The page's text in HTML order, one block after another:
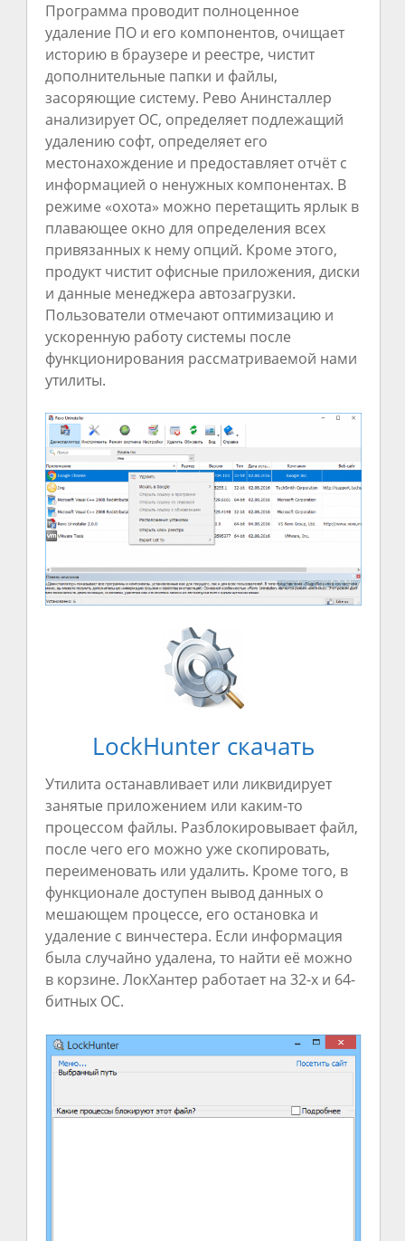
Программа проводит полноценное
удаление ПО и его компонентов, очищает
историю в браузере и реестре, чистит
дополнительные папки и файлы,
засоряющие систему. Рево Анинсталлер
анализирует ОС, определяет подлежащий
удалению софт, определяет его
местонахождение и предоставляет отчёт с
информацией о ненужных компонентах. В
режиме «охота» можно перетащить ярлык в
плавающее окно для определения всех
привязанных к нему опций. Кроме этого,
продукт чистит офисные приложения, диски
и данные менеджера автозагрузки.
Пользователи отмечают оптимизацию и
ускоренную работу системы после
функционирования рассматриваемой нами
утилиты.
LockHunter скачать
Утилита останавливает или ликвидирует
занятые приложением или каким-то
процессом файлы. Разблокировывает файл,
после чего его можно уже скопировать,
переименовать или удалить. Кроме того, в
функционале доступен вывод данных о
мешающем процессе, его остановка и
удаление с винчестера. Если информация
была случайно удалена, то найти её можно
в корзине. ЛокХантер работает на 32-х и 64-
битных ОС.